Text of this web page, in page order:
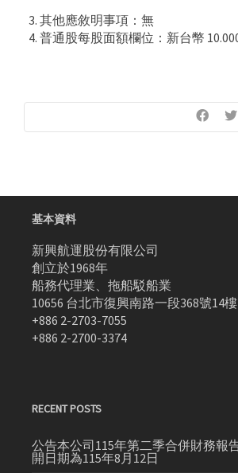
其他應敘明事項：無
普通股每股面額欄位：新台幣
基本資料
新興航運股份有限公司
創立於1968年
船務代理業、拖船駁船業
10656 台北市復興南路一段368號14樓
+886 2-2703-7055
+886 2-2700-3374
RECENT POSTS
公告本公司115年第二季合併財務報
開日期為115年8月12日